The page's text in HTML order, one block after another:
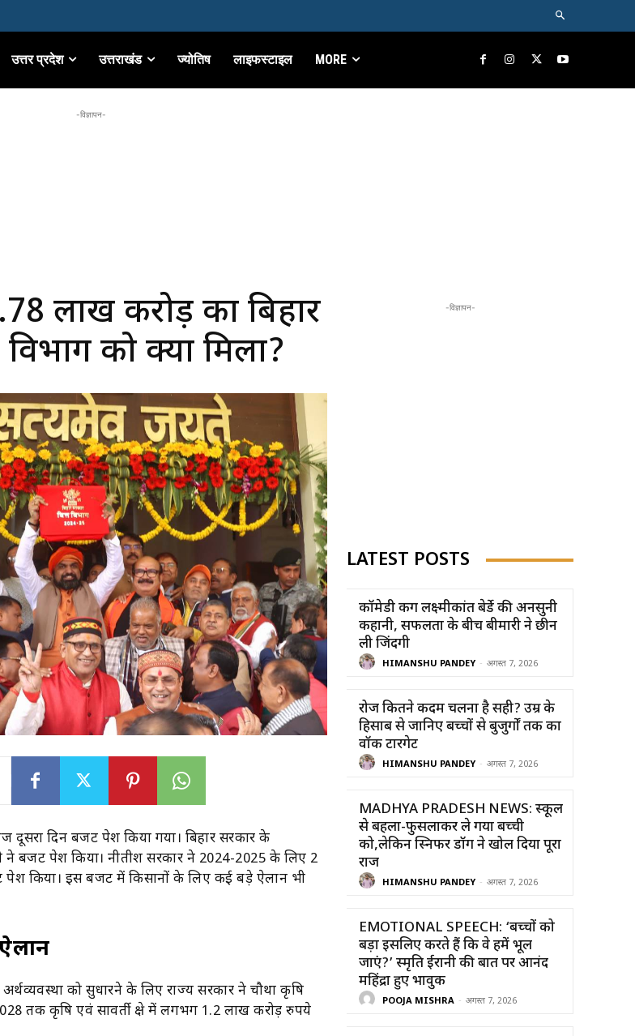
उत्तर प्रदेश उत्तराखंड ज्योतिष लाइफस्टाइल MORE
-विज्ञापन-
लाख करोड़ का बिहार
को क्या मिला?
दूसरा दिन बजट पेश किया गया। बिहार सरकार के
ने बजट पेश किया। नीतीश सरकार ने 2024-2025 के लिए 2
किया। इस बजट में किसानों के लिए कई बड़े ऐलान भी
अर्थव्यवस्था को सुधारने के लिए राज्य सरकार ने चौथा कृषि
तक कृषि एवं सावर्ती क्षेत्र में लगभग 1.2 लाख करोड़ रुपये
-विज्ञापन-
LATEST POSTS
कॉमेडी किंग लक्ष्मीकांत बेर्डे की अनसुनी
कहानी, सफलता के बीच बीमारी ने छीन
ली जिंदगी
HIMANSHU PANDEY - अगस्त 7, 2026
रोज कितने कदम चलना है सही? उम्र के
हिसाब से जानिए बच्चों से बुजुर्गों तक का
वॉक टारगेट
HIMANSHU PANDEY - अगस्त 7, 2026
MADHYA PRADESH NEWS: स्कूल
से बहला-फुसलाकर ले गया बच्ची
को,लेकिन स्निफर डॉग ने खोल दिया पूरा
राज
HIMANSHU PANDEY - अगस्त 7, 2026
EMOTIONAL SPEECH: ‘बच्चों को
बड़ा इसलिए करते हैं कि वे हमें भूल
जाएं?’ स्मृति ईरानी की बात पर आनंद
महिंद्रा हुए भावुक
POOJA MISHRA - अगस्त 7, 2026